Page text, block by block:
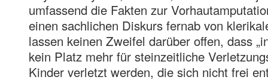
umfassend die Fakten zur
einen sachlichen Diskurs fernab von
lassen keinen Zweifel darüber offen, dass
kein Platz mehr für steinzeitliche
Kinder verletzt werden, die sich nicht frei